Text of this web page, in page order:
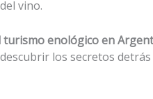
vino.
turismo enológico en
los secretos